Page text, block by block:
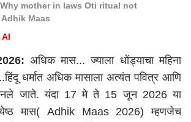
mother in laws Oti ritual not
Maas
AI
अधिक मास... ज्याला धोंड्याचा महिना
धर्मात अधिक मासाला अत्यंत पवित्र आणि
मानले जाते. यंदा 17 मे ते 15 जून 2026 या
मास( Adhik Maas 2026) म्हणजेच